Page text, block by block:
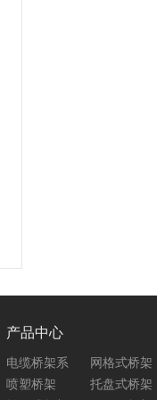
产品中心
电缆桥架系
网格式桥架
喷塑桥架
托盘式桥架